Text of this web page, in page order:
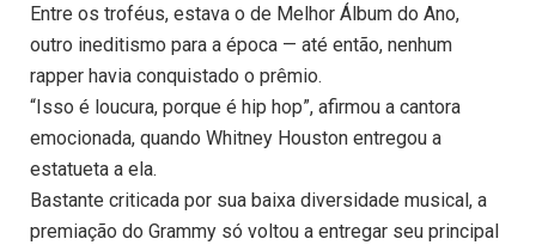
Entre os troféus, estava o de Melhor Álbum do Ano,
outro ineditismo para a época — até então, nenhum
rapper havia conquistado o prêmio.
“Isso é loucura, porque é hip hop”, afirmou a cantora
emocionada, quando Whitney Houston entregou a
estatueta a ela.
Bastante criticada por sua baixa diversidade musical, a
premiação do Grammy só voltou a entregar seu principal